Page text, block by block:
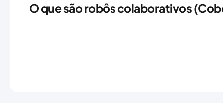
O que são robôs colaborativos